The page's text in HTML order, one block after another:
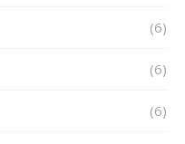
(6)
(6)
(6)